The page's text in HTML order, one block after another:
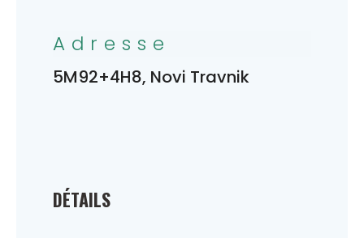
DÉTAILS
Adresse
5M92+4H8, Novi Travnik